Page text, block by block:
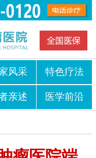
风采 特色疗法
亲述 医学前沿